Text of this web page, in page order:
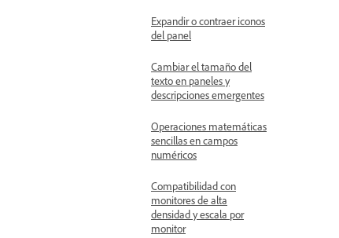
Expandir o contraer iconos
del panel
Cambiar el tamaño del
texto en paneles y
descripciones emergentes
Operaciones matemáticas
sencillas en campos
numéricos
Compatibilidad con
monitores de alta
densidad y escala por
monitor